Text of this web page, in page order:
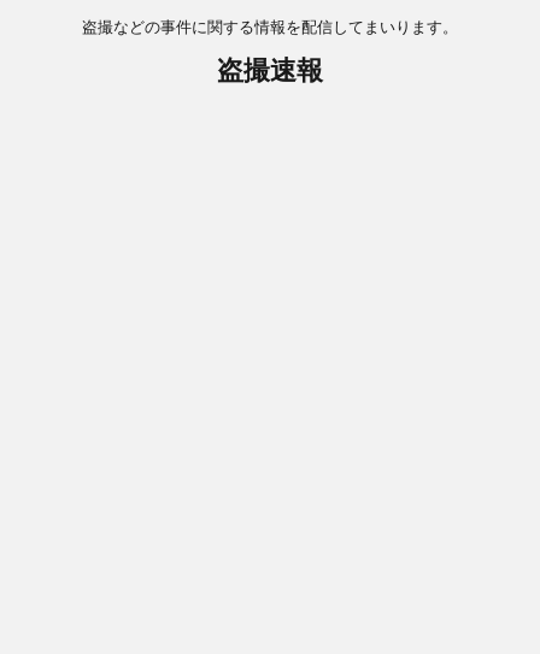
盗撮などの事件に関する情報を配信してまいります。
盗撮速報